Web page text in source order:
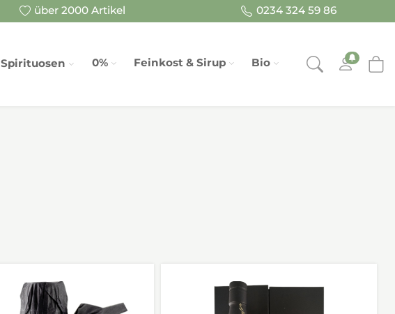
über 2000 Artikel 0234 324 59 86
Spirituosen 0% Feinkost & Sirup Bio